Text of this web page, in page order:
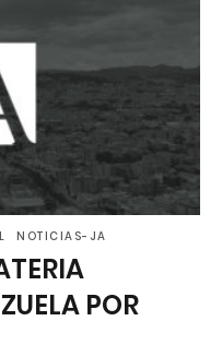
NOTICIAS-JA
POR